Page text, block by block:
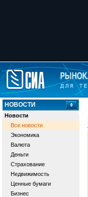
НОВОСТИ
Новости
Все новости
Экономика
Валюта
Деньги
Страхование
Недвижимость
Ценные бумаги
Бизнес